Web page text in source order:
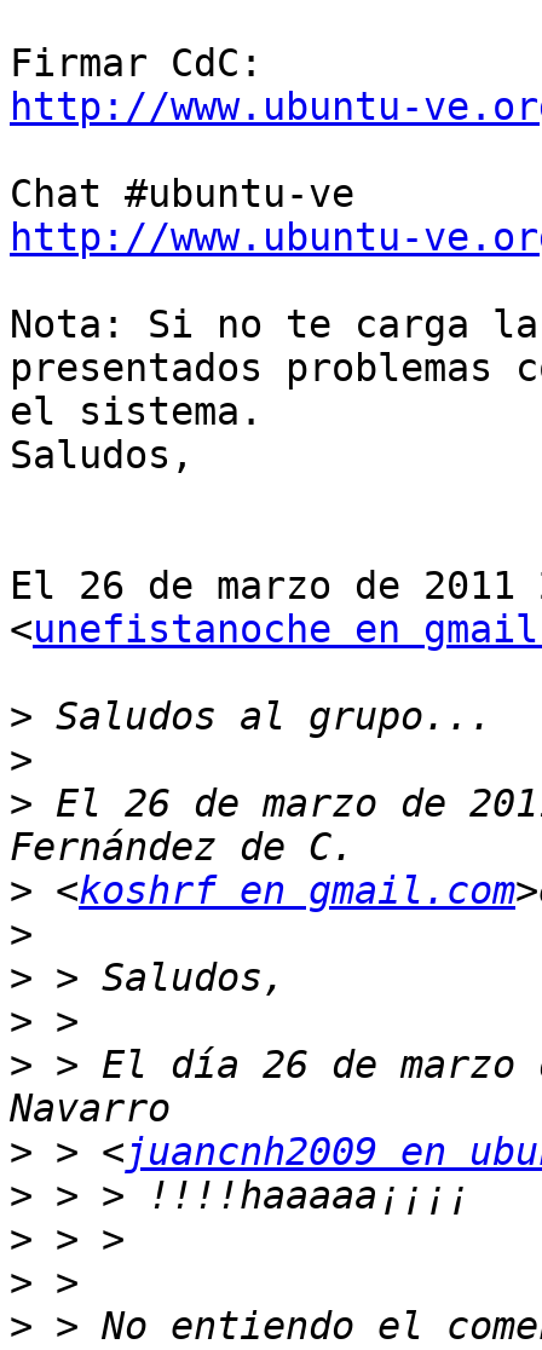
http://www.ubuntu-
http://www.ubuntu-
Nota: Si no te carga la
presentados problemas
el sistema.
Saludos,
El 26 de marzo de
<unefistanoche en
>
>
> El 26 de marzo de
> <koshrf en gmail.com
>
>
>
> > El día 26 de marzo
> > <juancnh2009 en
>
>
>
> > No entiendo el